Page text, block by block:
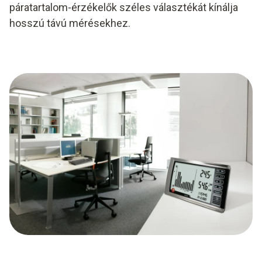
páratartalom-érzékelők széles választékát kínálja
hosszú távú mérésekhez.